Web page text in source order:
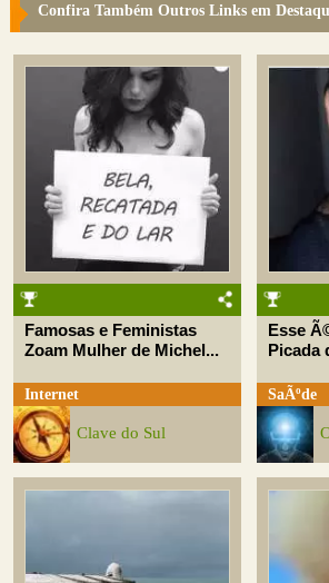
Confira Também Outros Links em
Famosas e Feministas
Zoam Mulher de Michel...
Internet
Clave do Sul
Esse
Picada
SaÃºde